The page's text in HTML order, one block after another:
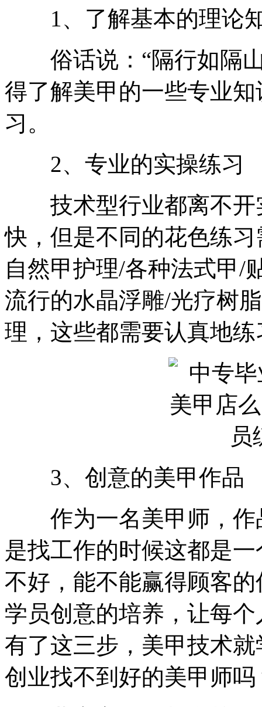
1、了解基本的理论
俗话说：“隔行如隔山
得了解美甲的一些专业
习。
2、专业的实操练习
技术型行业都离不开
快，但是不同的花色练
自然甲护理/各种法式甲/
流行的水晶浮雕/光疗树
理，这些都需要认真地练
3、创意的美甲作品
作为一名美甲师，作
是找工作的时候这都是
不好，能不能赢得顾客
学员创意的培养，让每
有了这三步，美甲技术
创业找不到好的美甲师吗